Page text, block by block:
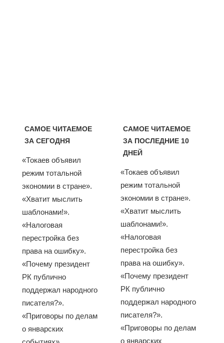
САМОЕ ЧИТАЕМОЕ
ЗА СЕГОДНЯ
«Токаев объявил
режим тотальной
экономии в стране».
«Хватит мыслить
шаблонами!».
«Налоговая
перестройка без
права на ошибку».
«Почему президент
РК публично
поддержал народного
писателя?».
«Приговоры по делам
о январских
САМОЕ ЧИТАЕМОЕ
ЗА ПОСЛЕДНИЕ 10
ДНЕЙ
«Токаев объявил
режим тотальной
экономии в стране».
«Хватит мыслить
шаблонами!».
«Налоговая
перестройка без
права на ошибку».
«Почему президент
РК публично
поддержал народного
писателя?».
«Приговоры по делам
о январских